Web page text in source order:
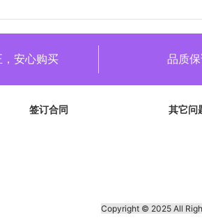
安心购买 品质
签订合同 其它问
Copyright © 2025 All